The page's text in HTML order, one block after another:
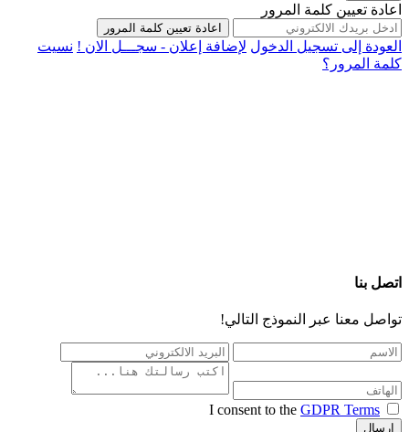
اعادة تعيين كلمة المرور
اعادة تعيين كلمة المرور
العودة إلى تسجيل الدخول لإضافة إعلان - سجـــل الان ! نسيت
كلمة المرور؟
اتصل بنا
تواصل معنا عبر النموذج التالي!
I consent to the GDPR Terms
ارسال